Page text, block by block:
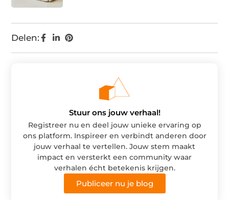
Delen:
Stuur ons jouw verhaal!
Registreer nu en deel jouw unieke ervaring op
ons platform. Inspireer en verbindt anderen door
jouw verhaal te vertellen. Jouw stem maakt
impact en versterkt een community waar
verhalen écht betekenis krijgen.
Publiceer nu je blog